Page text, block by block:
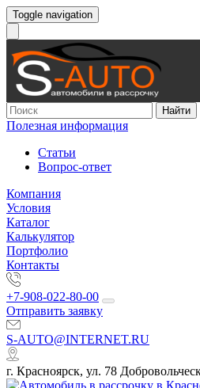
Toggle navigation
Найти
Полезная информация
Статьи
Вопрос-ответ
Компания
Условия
Каталог
Калькулятор
Портфолио
Контакты
+7-908-022-80-00
Отправить заявку
S-AUTO@INTERNET.RU
г. Красноярск, ул. 78